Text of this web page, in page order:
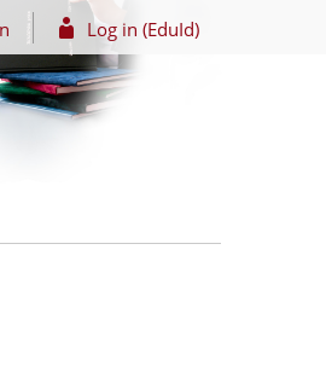
Log in (EduId)